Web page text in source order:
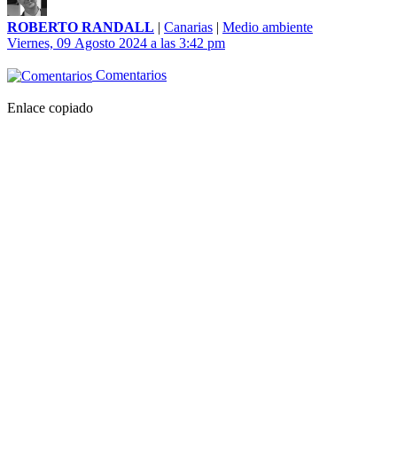
ROBERTO RANDALL | Canarias | Medio ambiente
Viernes, 09 Agosto 2024 a las 3:42 pm
Comentarios
Enlace copiado